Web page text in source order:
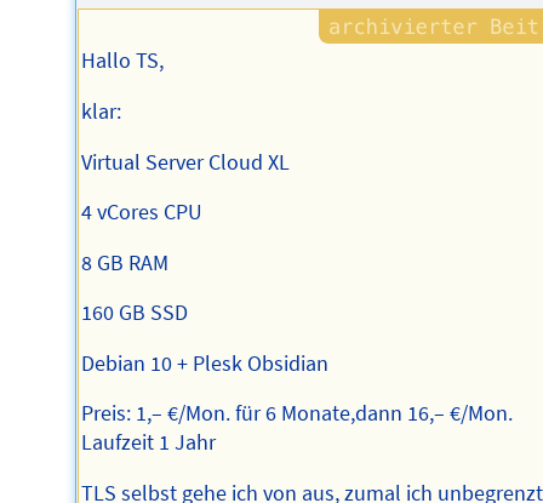
Hallo TS,
klar:
Virtual Server Cloud XL
4 vCores CPU
8 GB RAM
160 GB SSD
Debian 10 + Plesk Obsidian
Preis: 1,– €/Mon. für 6 Monate,dann 16,– €/Mon.
Laufzeit 1 Jahr
TLS selbst gehe ich von aus, zumal ich unbegrenzt